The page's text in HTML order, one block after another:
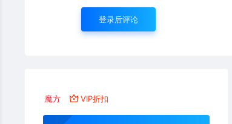
登录后评论
魔方 VIP折扣